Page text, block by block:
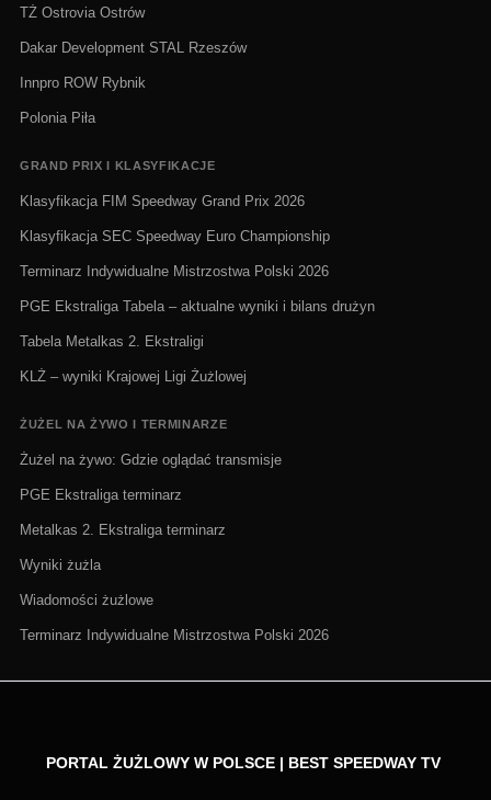
TŻ Ostrovia Ostrów
Dakar Development STAL Rzeszów
Innpro ROW Rybnik
Polonia Piła
GRAND PRIX I KLASYFIKACJE
Klasyfikacja FIM Speedway Grand Prix 2026
Klasyfikacja SEC Speedway Euro Championship
Terminarz Indywidualne Mistrzostwa Polski 2026
PGE Ekstraliga Tabela – aktualne wyniki i bilans drużyn
Tabela Metalkas 2. Ekstraligi
KLŻ – wyniki Krajowej Ligi Żużlowej
ŻUŻEL NA ŻYWO I TERMINARZE
Żużel na żywo: Gdzie oglądać transmisje
PGE Ekstraliga terminarz
Metalkas 2. Ekstraliga terminarz
Wyniki żużla
Wiadomości żużlowe
Terminarz Indywidualne Mistrzostwa Polski 2026
PORTAL ŻUŻLOWY W POLSCE | BEST SPEEDWAY TV